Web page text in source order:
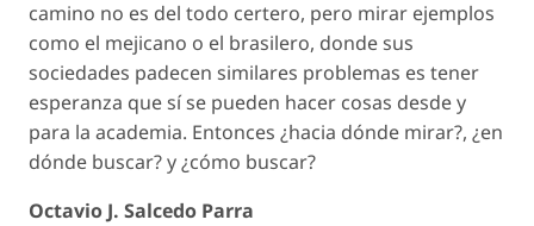
camino no es del todo certero, pero mirar ejemplos
como el mejicano o el brasilero, donde sus
sociedades padecen similares problemas es tener
esperanza que sí se pueden hacer cosas desde y
para la academia. Entonces ¿hacia dónde mirar?, ¿en
dónde buscar? y ¿cómo buscar?
Octavio J. Salcedo Parra